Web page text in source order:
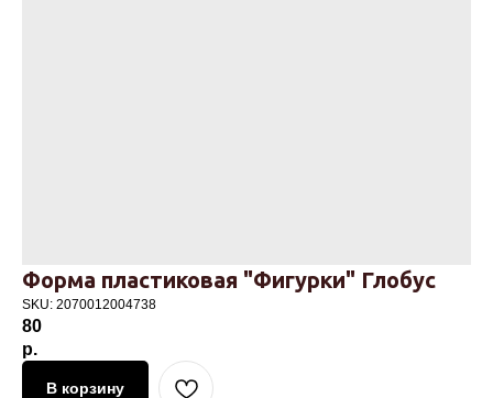
Форма пластиковая "Фигурки" Глобус
SKU: 2070012004738
80
р.
В корзину